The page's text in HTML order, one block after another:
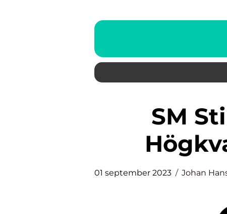
SM Stina Nilsson – En
01 september 2023 Johan